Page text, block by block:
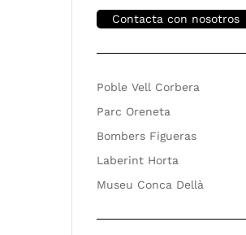
Contacta con nosotros
Poble Vell Corbera
Parc Oreneta
Bombers Figueras
Laberint Horta
Museu Conca Dellà